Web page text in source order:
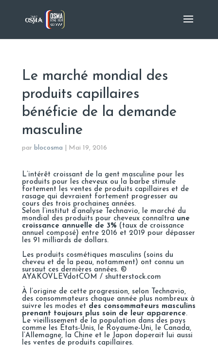
Le marché mondial des
produits capillaires
bénéficie de la demande
masculine
par blocosma Mai 19, 2016
L’intérêt croissant de la gent masculine pour les
produits pour les cheveux ou la barbe stimule
fortement les ventes de produits capillaires et de
rasage qui devraient fortement progresser au
cours des trois prochaines années.
Selon l’institut d’analyse Technavio, le marché du
mondial des produits pour cheveux connaîtra une
croissance annuelle de 3% (taux de croissance
annuel composé) entre 2016 et 2019 pour dépasser
les 91 milliards de dollars.
Les produits cosmétiques masculins (soins du
cheveu et de la peau, notamment) ont connu un
sursaut ces dernières années. ©
AYAKOVLEVdotCOM / shutterstock.com
À l’origine de cette progression, selon
Technavio,
des consommateurs chaque année plus nombreux à
suivre les modes et des consommateurs masculins
prenant toujours plus soin de leur apparence.
Le vieillissement de la population dans des pays
comme les États-Unis, le Royaume-Uni, le Canada,
l’Allemagne, la Chine et le Japon doperait lui aussi
les ventes de produits capillaires.